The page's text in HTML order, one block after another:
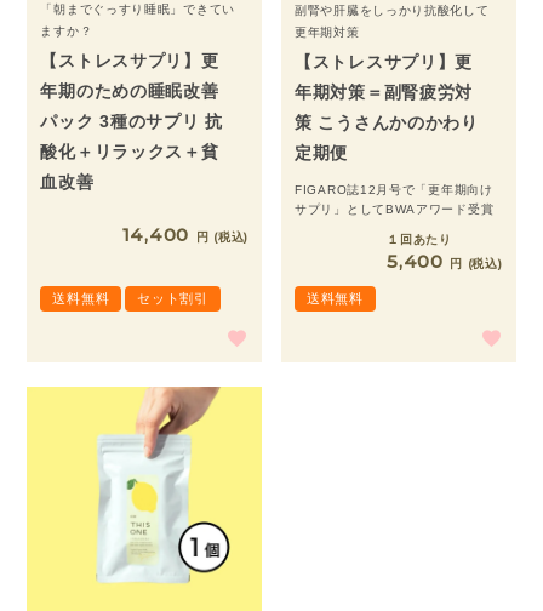
「朝までぐっすり睡眠」できてい
ますか？
【ストレスサプリ】更
年期のための睡眠改善
パック 3種のサプリ 抗
酸化＋リラックス＋貧
血改善
14,400 税込
送料無料 セット割引
副腎や肝臓をしっかり抗酸化して
更年期対策
【ストレスサプリ】更
年期対策＝副腎疲労対
策 こうさんかのかわり
定期便
FIGARO誌12月号で「更年期向け
サプリ」としてBWAアワード受賞
１回あたり
5,400 税込
送料無料